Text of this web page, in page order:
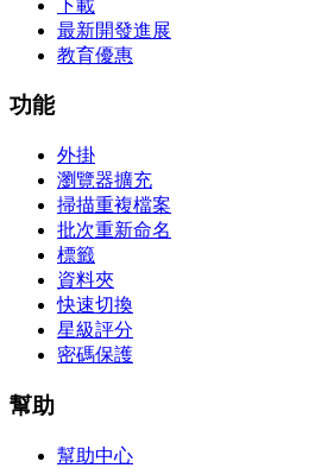
下載
最新開發進展
教育優惠
功能
外掛
瀏覽器擴充
掃描重複檔案
批次重新命名
標籤
資料夾
快速切換
星級評分
密碼保護
幫助
幫助中心